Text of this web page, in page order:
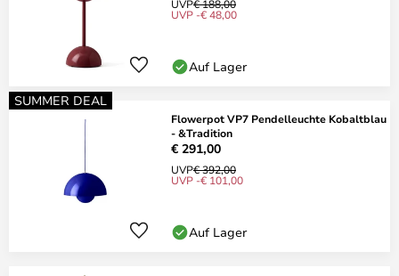
UVP€ 188,00
UVP -€ 48,00
Auf Lager
SUMMER DEAL
Flowerpot VP7 Pendelleuchte Kobaltblau
- &Tradition
€ 291,00
UVP€ 392,00
UVP -€ 101,00
Auf Lager